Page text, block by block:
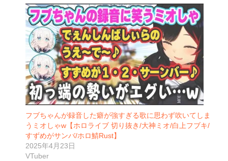
フブちゃんが録音した癖が強すぎる歌に思わず吹いてしま
うミオしゃw【ホロライブ 切り抜き/大神ミオ/白上フブキ/
すずめがサンバ/ホロ鯖Rust】
2025年4月23日
VTuber